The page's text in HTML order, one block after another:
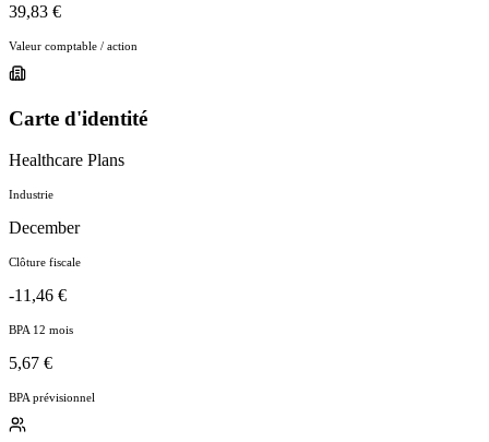
39,83 €
Valeur comptable / action
Carte d'identité
Healthcare Plans
Industrie
December
Clôture fiscale
-11,46 €
BPA 12 mois
5,67 €
BPA prévisionnel